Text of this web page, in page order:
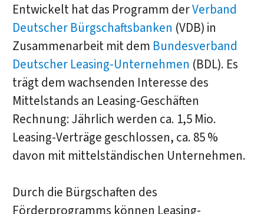
Entwickelt hat das Programm derVerband
Deutscher Bürgschaftsbanken (VDB) in
Zusammenarbeit mit dem Bundesverband
Deutscher Leasing-Unternehmen (BDL). Es
trägt dem wachsenden Interesse des
Mittelstands an Leasing-Geschäften
Rechnung: Jährlich werden ca. 1,5 Mio.
Leasing-Verträge geschlossen, ca. 85 %
davon mit mittelständischen Unternehmen.
Durch die Bürgschaften des